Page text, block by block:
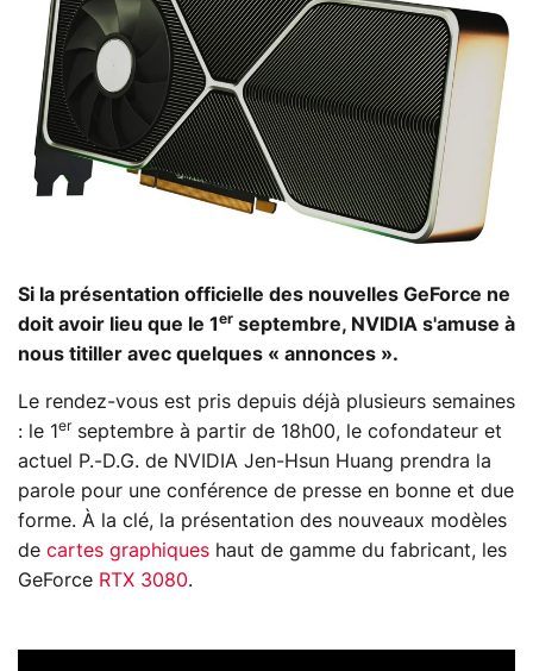
Si la présentation officielle des nouvelles GeForce ne
doit avoir lieu que le 1er septembre, NVIDIA s'amuse à
nous titiller avec quelques « annonces ».
Le rendez-vous est pris depuis déjà plusieurs semaines
: le 1er septembre à partir de 18h00, le cofondateur et
actuel P.-D.G. de NVIDIA Jen-Hsun Huang prendra la
parole pour une conférence de presse en bonne et due
forme. À la clé, la présentation des nouveaux modèles
de cartes graphiques haut de gamme du fabricant, les
GeForce RTX 3080.